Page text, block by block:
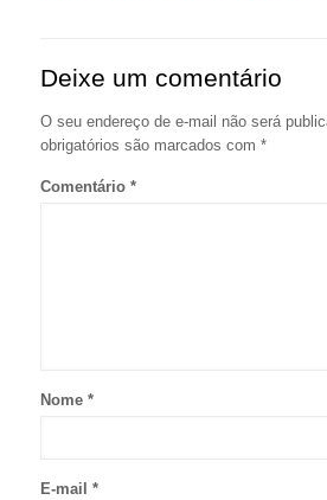
Deixe um comentário
O seu endereço de e-mail não será
obrigatórios são marcados com *
Comentário *
Nome *
E-mail *